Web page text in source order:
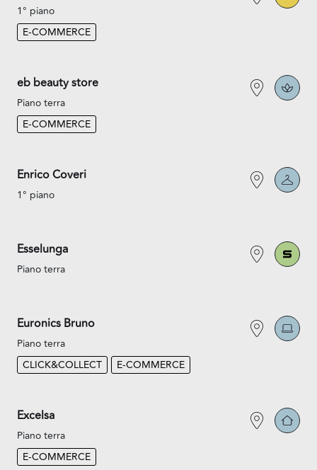
1° piano
E-COMMERCE
eb beauty store
Piano terra
E-COMMERCE
Enrico Coveri
1° piano
Esselunga
Piano terra
Euronics Bruno
Piano terra
CLICK&COLLECT
E-COMMERCE
Excelsa
Piano terra
E-COMMERCE